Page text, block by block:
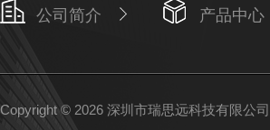
公司简介 产品中心
Copyright © 2026 深圳市瑞思远科技有限公